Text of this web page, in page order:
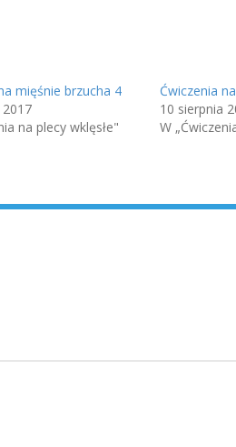
mięśnie brzucha 4
na plecy wklęsłe"
Ćwiczenia
10 sierpnia
W